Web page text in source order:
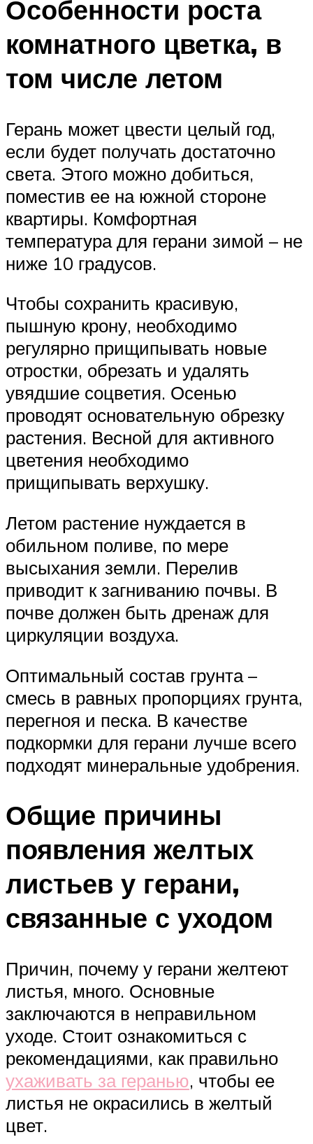
Особенности роста
комнатного цветка, в
том числе летом
Герань может цвести целый год,
если будет получать достаточно
света. Этого можно добиться,
поместив ее на южной стороне
квартиры. Комфортная
температура для герани зимой – не
ниже 10 градусов.
Чтобы сохранить красивую,
пышную крону, необходимо
регулярно прищипывать новые
отростки, обрезать и удалять
увядшие соцветия. Осенью
проводят основательную обрезку
растения. Весной для активного
цветения необходимо
прищипывать верхушку.
Летом растение нуждается в
обильном поливе, по мере
высыхания земли. Перелив
приводит к загниванию почвы. В
почве должен быть дренаж для
циркуляции воздуха.
Оптимальный состав грунта –
смесь в равных пропорциях грунта,
перегноя и песка. В качестве
подкормки для герани лучше всего
подходят минеральные удобрения.
Общие причины
появления желтых
листьев у герани,
связанные с уходом
Причин, почему у герани желтеют
листья, много. Основные
заключаются в неправильном
уходе. Стоит ознакомиться с
рекомендациями, как правильно
ухаживать за геранью, чтобы ее
листья не окрасились в желтый
цвет.